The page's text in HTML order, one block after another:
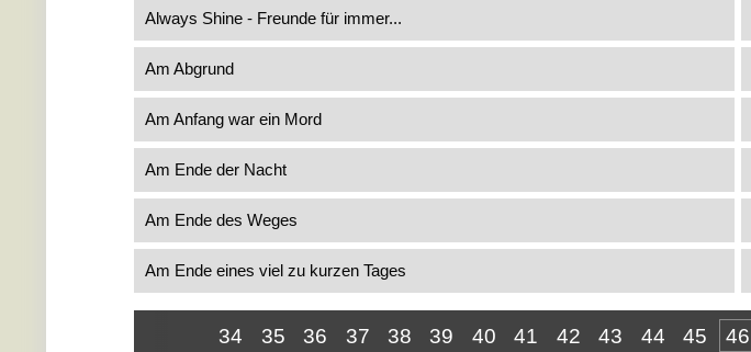
Always Shine - Freunde für immer...
Am Abgrund
Am Anfang war ein Mord
Am Ende der Nacht
Am Ende des Weges
Am Ende eines viel zu kurzen Tages
34 35 36 37 38 39 40 41 42 43 44 45 46